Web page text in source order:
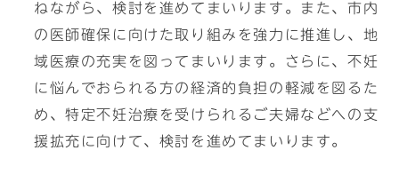
ねながら、検討を進めてまいります。また、市内
の医師確保に向けた取り組みを強力に推進し、地
域医療の充実を図ってまいります。さらに、不妊
に悩んでおられる方の経済的負担の軽減を図るた
め、特定不妊治療を受けられるご夫婦などへの支
援拡充に向けて、検討を進めてまいります。